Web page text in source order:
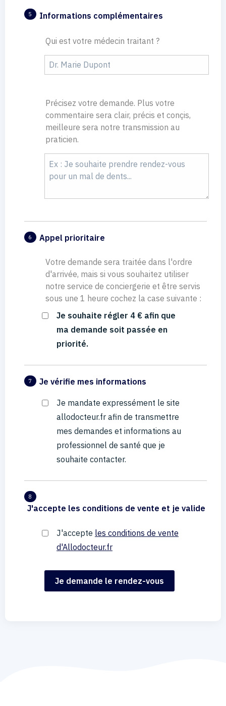
5 Informations complémentaires
Qui est votre médecin traitant ?
Précisez votre demande. Plus votre
commentaire sera clair, précis et conçis,
meilleure sera notre transmission au
praticien.
6 Appel prioritaire
Votre demande sera traitée dans l'ordre
d'arrivée, mais si vous souhaitez utiliser
notre service de conciergerie et être servis
sous une 1 heure cochez la case suivante :
Je souhaite régler 4 € afin que
ma demande soit passée en
priorité.
7 Je vérifie mes informations
Je mandate expressément le site
allodocteur.fr afin de transmettre
mes demandes et informations au
professionnel de santé que je
souhaite contacter.
8
J'accepte les conditions de vente et je valide
J'accepte les conditions de vente
d'Allodocteur.fr